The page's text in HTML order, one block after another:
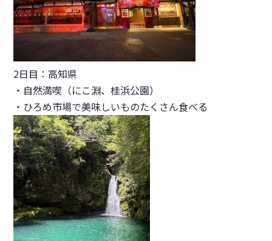
2日目：高知県
・自然満喫（にこ淵、桂浜公園）
・ひろめ市場で美味しいものたくさん食べる